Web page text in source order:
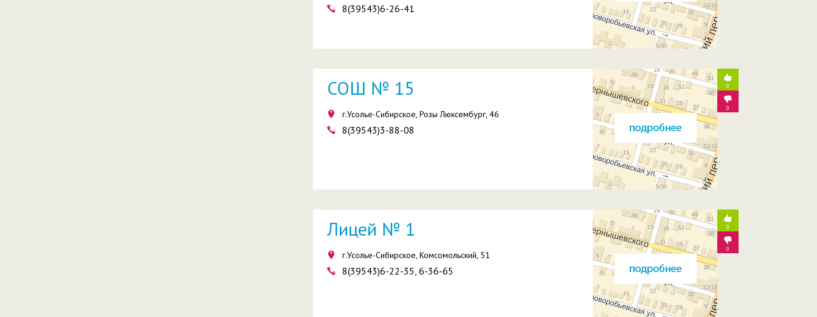
8(39543)6-26-41
СОШ № 15
г.Усолье-Сибирское, Розы Люксембург, 46
8(39543)3-88-08
0
0
Лицей № 1
г.Усолье-Сибирское, Комсомольский, 51
8(39543)6-22-35, 6-36-65
0
0